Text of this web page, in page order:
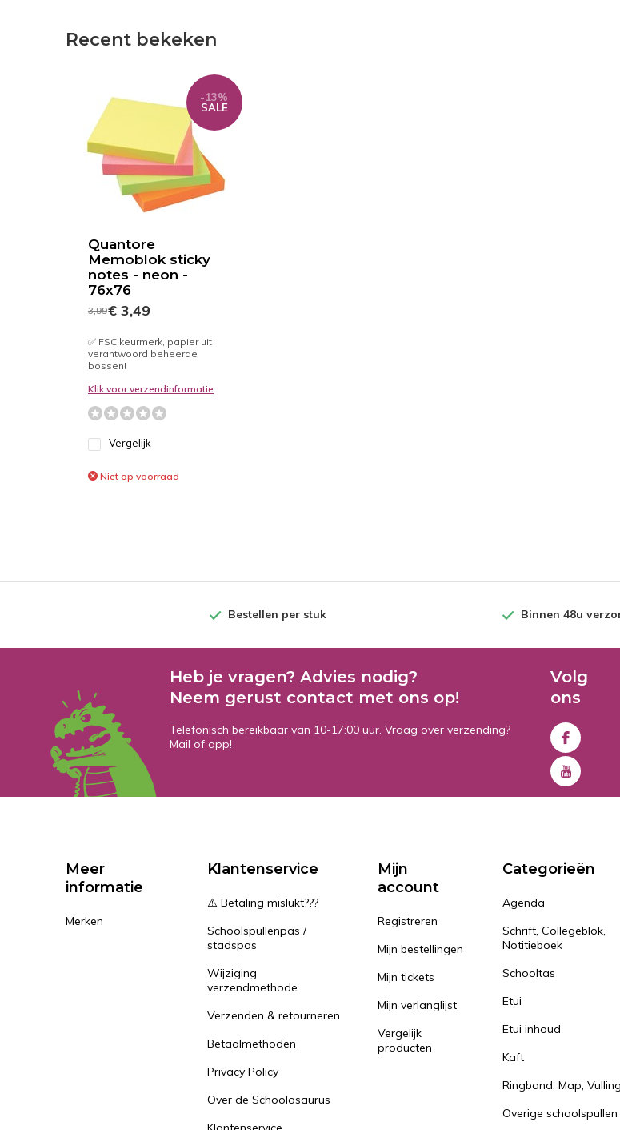
Recent bekeken
Quantore
Memoblok sticky
notes - neon -
76x76
-13%
SALE
3,99€ 3,49
✅ FSC keurmerk, papier uit
verantwoord beheerde
bossen!
Klik voor verzendinformatie
Vergelijk
Niet op voorraad
Bestellen per stuk Binnen 48u
Heb je vragen? Advies nodig?
Neem gerust contact met ons op!
Telefonisch bereikbaar van 10-17:00 uur. Vraag over verzending?
Mail of app!
Volg
ons
Meer
informatie
Merken
Klantenservice
⚠️ Betaling mislukt???
Schoolspullenpas /
stadspas
Wijziging
verzendmethode
Verzenden & retourneren
Betaalmethoden
Privacy Policy
Over de Schoolosaurus
Mijn
account
Registreren
Mijn bestellingen
Mijn tickets
Mijn verlanglijst
Vergelijk
producten
Categorieën
Agenda
Schrift, Collegeblok,
Notitieboek
Schooltas
Etui
Etui inhoud
Kaft
Ringband, Map, Vulling
Overige schoolspullen